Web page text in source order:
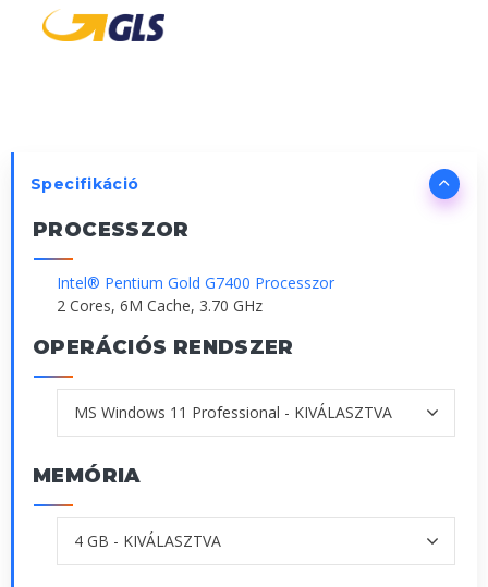
Specifikáció
PROCESSZOR
Intel® Pentium Gold G7400 Processzor
2 Cores, 6M Cache, 3.70 GHz
OPERÁCIÓS RENDSZER
MEMÓRIA